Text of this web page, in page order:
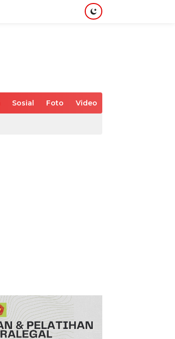
Sosial Foto Video